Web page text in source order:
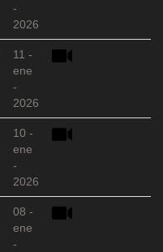
-
2026
11 -
ene
-
2026
10 -
ene
-
2026
08 -
ene
-